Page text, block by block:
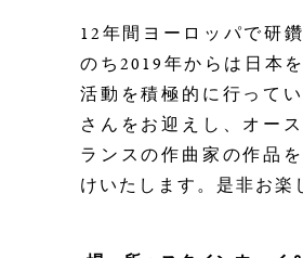
12年間ヨーロッパで研
のち2019年からは日本
活動を積極的に行って
さんをお迎えし、オー
ランスの作曲家の作品
けいたします。是非お楽